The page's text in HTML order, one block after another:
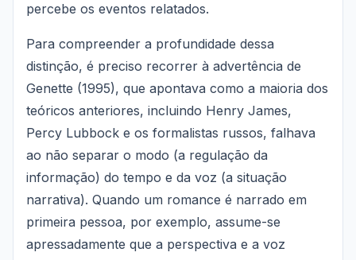
percebe os eventos relatados.
Para compreender a profundidade dessa
distinção, é preciso recorrer à advertência de
Genette (1995), que apontava como a maioria dos
teóricos anteriores, incluindo Henry James,
Percy Lubbock e os formalistas russos, falhava
ao não separar o modo (a regulação da
informação) do tempo e da voz (a situação
narrativa). Quando um romance é narrado em
primeira pessoa, por exemplo, assume-se
apressadamente que a perspectiva e a voz